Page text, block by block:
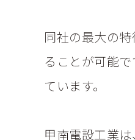
同社の最大の
ることが可能
ています。
甲南電設工業